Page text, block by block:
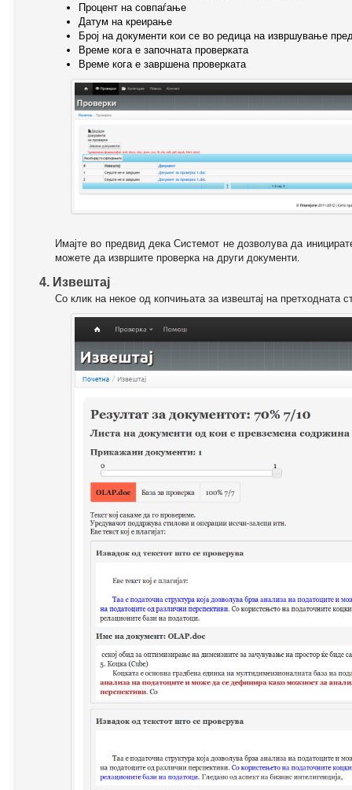
Процент на совпаѓање
Датум на креирање
Број на документи кои се во редица на извршување
Време кога е започната проверката
Време кога е завршена проверката
Имајте во предвид дека Системот не дозволува да
можете да извршите проверка на други документи.
4. Извештај
Со клик на некое од копчињата за извештај на претходната